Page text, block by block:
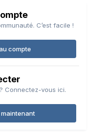
C’est facile !
compte
Connectez-vous ici.